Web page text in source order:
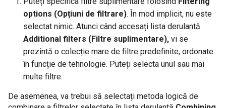
sistem Windows
Cum să gestionați colectarea de fișiere
CSV
Cum să gestionați colectarea jurnalelor
options (Opțiuni de filtrare). În mod implicit, nu este
selectat nimic. Atunci când accesați lista derulantă
Additional filters (Filtre suplimentare), vi se
prezintă o colecție mare de filtre predefinite, ordonate
în funcție de tehnologie. Puteți selecta unul sau mai
multe filtre.
De asemenea, va trebui să selectați metoda logică de